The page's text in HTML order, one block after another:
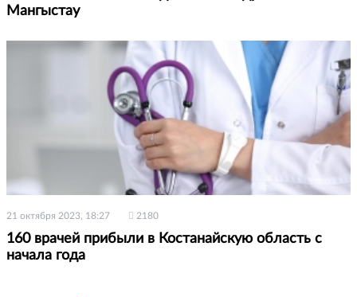
Мангыстау
21 октября 2023, 18:27 2180
160 врачей прибыли в Костанайскую область с
начала года